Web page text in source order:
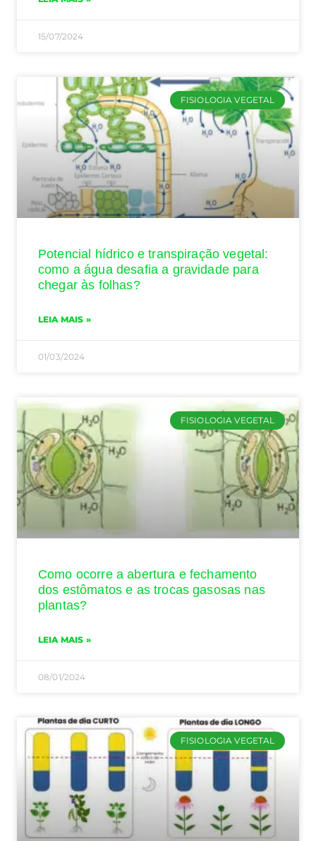
15/07/2024
FISIOLOGIA VEGETAL
Potencial hídrico e transpiração vegetal:
como a água desafia a gravidade para
chegar às folhas?
LEIA MAIS »
01/03/2024
FISIOLOGIA VEGETAL
Como ocorre a abertura e fechamento
dos estômatos e as trocas gasosas nas
plantas?
LEIA MAIS »
08/01/2024
FISIOLOGIA VEGETAL